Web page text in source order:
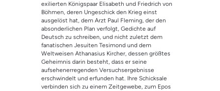
exilierten Königspaar Elisabeth und Friedrich von
Böhmen, deren Ungeschick den Krieg einst
ausgelöst hat, dem Arzt Paul Fleming, der den
absonderlichen Plan verfolgt, Gedichte auf
Deutsch zu schreiben, und nicht zuletzt dem
fanatischen Jesuiten Tesimond und dem
Weltweisen Athanasius Kircher, dessen größtes
Geheimnis darin besteht, dass er seine
aufsehenerregenden Versuchsergebnisse
erschwindelt und erfunden hat. Ihre Schicksale
verbinden sich zu einem Zeitgewebe, zum Epos